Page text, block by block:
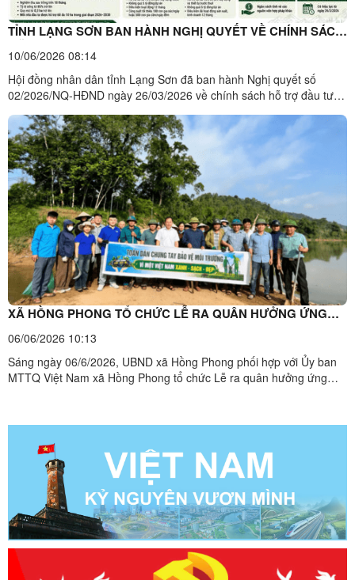
TỈNH LẠNG SƠN BAN HÀNH NGHỊ QUYẾT VỀ CHÍNH SÁCH
HỖ TRỢ ĐẦU TƯ VÀO NÔNG NGHIỆP GIAI ĐOẠN 2026 –
2030
10/06/2026 08:14
Hội đồng nhân dân tỉnh Lạng Sơn đã ban hành Nghị quyết số
02/2026/NQ-HĐND ngày 26/03/2026 về chính sách hỗ trợ đầu tư
triển kinh tế hộ gia đình, nâng cao thu nhập và xây dựng nông
nghiệp hàng hóa.Để nhận chính sách hỗ trợ, người dân thực ...
XÃ HỒNG PHONG TỔ CHỨC LỄ RA QUÂN HƯỞNG ỨNG
PHONG TRÀO “TOÀN DÂN CHUNG TAY BẢO VỆ MÔI
TRƯỜNG, VÌ MỘT VIỆT NAM XANH - SẠCH - ĐẸP”
06/06/2026 10:13
Sáng ngày 06/6/2026, UBND xã Hồng Phong phối hợp với Ủy ban
MTTQ Việt Nam xã Hồng Phong tổ chức Lễ ra quân hưởng ứng
lãnh đạo Đảng ủy, HĐND, UBND, Ủy ban MTTQ Việt Nam xã, đại ...